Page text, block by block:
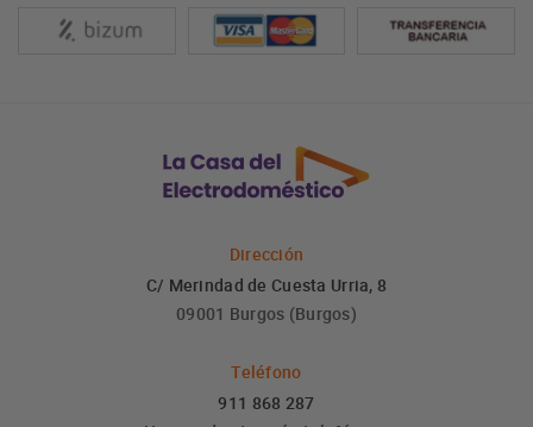
Dirección
C/ Merindad de Cuesta Urria, 8
09001 Burgos (Burgos)
Teléfono
911 868 287